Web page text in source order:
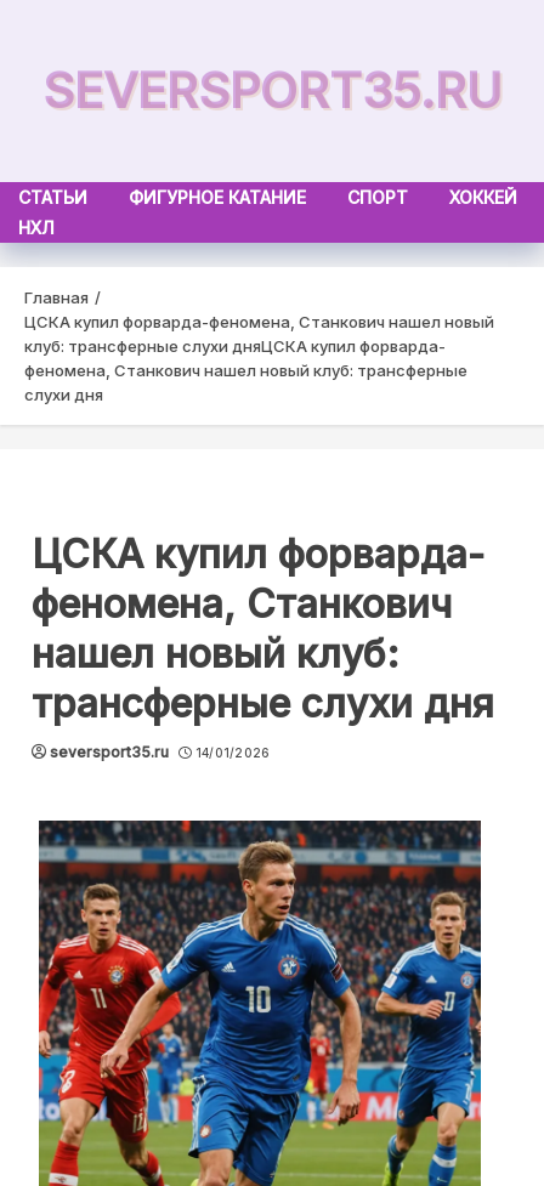
contentSEVERSPORT35.RU
СТАТЬИ ФИГУРНОЕ КАТАНИЕ СПОРТ
ХОККЕЙ
НХЛ
Главная
ЦСКА купил форварда-феномена, Станкович нашел новый
клуб: трансферные слухи дняЦСКА купил форварда-
феномена, Станкович нашел новый клуб: трансферные
слухи дня
ЦСКА купил форварда-
феномена, Станкович
нашел новый клуб:
трансферные слухи дня
seversport35.ru 14/01/2026